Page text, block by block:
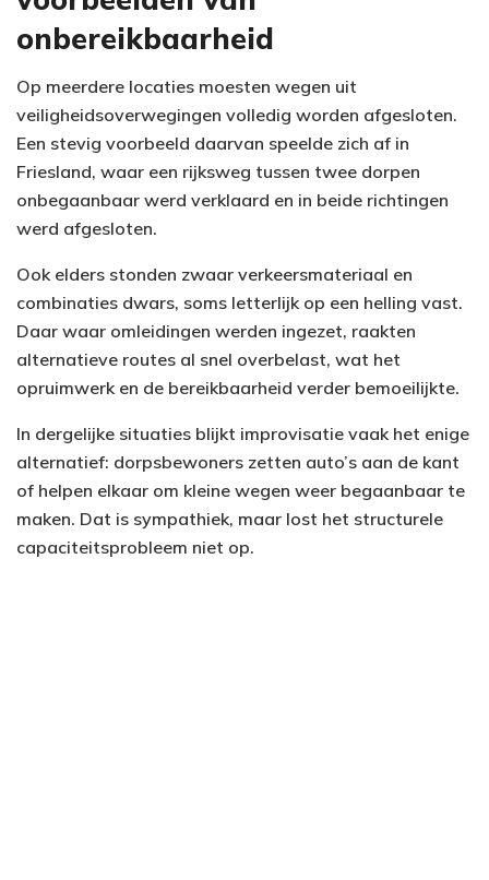
onbereikbaarheid
Op meerdere locaties moesten wegen uit
veiligheidsoverwegingen volledig worden afgesloten.
Een stevig voorbeeld daarvan speelde zich af in
Friesland, waar een rijksweg tussen twee dorpen
onbegaanbaar werd verklaard en in beide richtingen
werd afgesloten.
Ook elders stonden zwaar verkeersmateriaal en
combinaties dwars, soms letterlijk op een helling vast.
Daar waar omleidingen werden ingezet, raakten
alternatieve routes al snel overbelast, wat het
opruimwerk en de bereikbaarheid verder bemoeilijkte.
In dergelijke situaties blijkt improvisatie vaak het enige
alternatief: dorpsbewoners zetten auto’s aan de kant
of helpen elkaar om kleine wegen weer begaanbaar te
maken. Dat is sympathiek, maar lost het structurele
capaciteitsprobleem niet op.